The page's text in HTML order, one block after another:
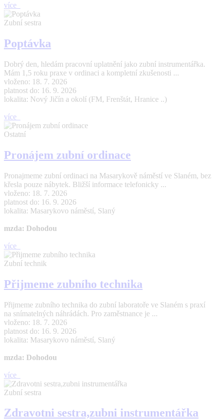
více
Zubní sestra
Poptávka
Dobrý den, hledám pracovní uplatnění jako zubní instrumentářka.
Mám 1,5 roku praxe v ordinaci a kompletní zkušenosti ...
vloženo: 18. 7. 2026
platnost do: 16. 9. 2026
lokalita: Nový Jičín a okolí (FM, Frenštát, Hranice ..)
více
Ostatní
Pronájem zubní ordinace
Pronajmeme zubní ordinaci na Masarykově náměstí ve Slaném, bez
křesla pouze nábytek. Bližší informace telefonicky ...
vloženo: 18. 7. 2026
platnost do: 16. 9. 2026
lokalita: Masarykovo náměstí, Slaný
mzda: Dohodou
více
Zubní technik
Přijmeme zubního technika
Přijmeme zubního technika do zubní laboratoře ve Slaném s praxí
na snímatelných náhrádách. Pro zaměstnance je ...
vloženo: 18. 7. 2026
platnost do: 16. 9. 2026
lokalita: Masarykovo náměstí, Slaný
mzda: Dohodou
více
Zubní sestra
Zdravotni sestra,zubni instrumentářka